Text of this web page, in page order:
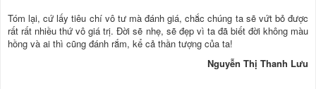
Tóm lại, cứ lấy tiêu chí vô tư mà đánh giá, chắc chúng ta sẽ vứt bỏ được
rất rất nhiều thứ vô giá trị. Đời sẽ nhẹ, sẽ đẹp vì ta đã biết đời không màu
hồng và ai thì cũng đánh rắm, kể cả thần tượng của ta!
Nguyễn Thị Thanh Lưu